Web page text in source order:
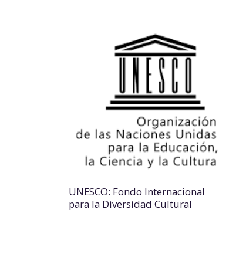
UNESCO: Fondo Internacional
para la Diversidad Cultural